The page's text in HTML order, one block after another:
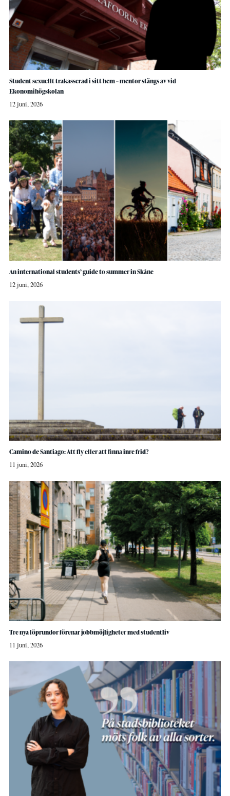
Student sexuellt trakasserad i sitt hem – mentor stängs av vid
Ekonomihögskolan
12 juni, 2026
An international students’ guide to summer in Skåne
12 juni, 2026
Camino de Santiago: Att fly eller att finna inre frid?
11 juni, 2026
Tre nya löprundor förenar jobbmöjligheter med studentliv
11 juni, 2026